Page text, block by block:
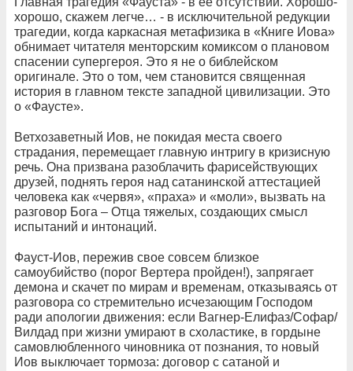
хорошо, скажем легче… - в исключительной редукции
трагедии, когда каркасная метафизика в «Книге Иова»
обнимает читателя менторским комиксом о плановом
спасении супергероя. Это я не о библейском
оригинале. Это о том, чем становится священная
история в главном тексте западной цивилизации. Это
о «Фаусте».
Ветхозаветный Иов, не покидая места своего
страдания, перемещает главную интригу в кризисную
речь. Она призвана разоблачить фарисействующих
друзей, поднять героя над сатанинской аттестацией
человека как «червя», «праха» и «моли», вызвать на
разговор Бога – Отца тяжелых, создающих смысл
испытаний и интонаций.
Фауст-Иов, пережив свое совсем близкое
самоубийство (порог Вертера пройден!), запрягает
демона и скачет по мирам и временам, отказываясь от
разговора со стремительно исчезающим Господом
ради апологии движения: если Вагнер-Елифаз/Софар/
Вилдад при жизни умирают в схоластике, в гордыне
самовлюбленного чиновника от познания, то новый
Иов выключает тормоза: договор с сатаной и